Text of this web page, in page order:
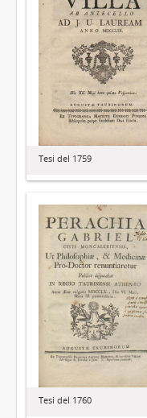
Tesi del 1759
Tesi del 1760